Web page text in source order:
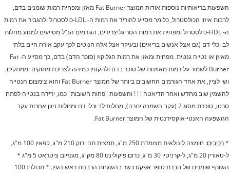
השפעות בריאותיות נוספות אודות המוצר Fat Burner מאזן ומפחית רמות שומנים בדם,
לרבות איזון הכולסטרול, כלומר מסייע להוריד את רמות ה- LDL-כולסטרול ולהגביר את רמות
ה- HDL-כולסטרול ומפחית את רמות הטריגליצרידים, הגורמים הנ"ל מסייעים למנוע מחלות
לב וכלי דם (גם אצל אנשים בריאים) ובעיקר אצל אלה הנוטים לכך עקב אורח חיים בלתי
מאוזן או נטייה גנטית. מפחית ומאזן את רמות הגלוקוז (סוכר הדם) בדם, כך מסייע ה- Fat
Burner לשמור על רמות מאוזנות של סוכר בדם ולהקטין כמיהה לצריכת מתוקים וממתקים.
ושי לציין, את אחד הגורמים החשובים ביותר של המוצר Fat Burner והוא צימצום הנטייה
להשמין שוב מחדש ואחר הדיאטה ! ! ! והשפעות "פחות חשובות" כמו, ירידה בנטייה לפתח
סרטן, סוכרת מסוג 2 (עקב השמנה יתרה), מחלות לב וכלי דם ומחלות ניוון אחרות עקב
ההשפעה האנטי-אוקסידנטית של המוצר Fat Burner.
*רכיבים
: חומצה לינולאית מצומדת 250 מ"ג, תמצית תה ירוק 210 מ"ג, קפאין 100 מ"ג,
ל-טאורין 20 מ"ג, ל-קרניטין 30 מ"ג, כרום פיקולינט 80 מק"ג, מגנזיום ציטראט 5 מ"ג
*
השורף שומנים של חברת סופר אפקט כשר בהשגחת הרבנות ראש העין. * תכולה: 100